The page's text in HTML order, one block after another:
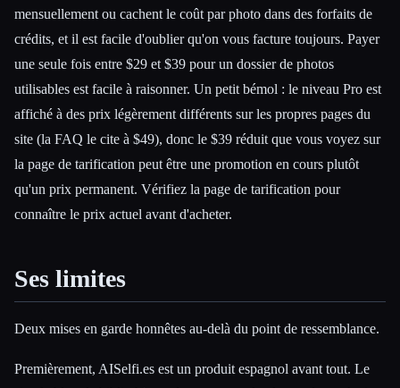
mensuellement ou cachent le coût par photo dans des forfaits de
crédits, et il est facile d'oublier qu'on vous facture toujours. Payer
une seule fois entre $29 et $39 pour un dossier de photos
utilisables est facile à raisonner. Un petit bémol : le niveau Pro est
affiché à des prix légèrement différents sur les propres pages du
site (la FAQ le cite à $49), donc le $39 réduit que vous voyez sur
la page de tarification peut être une promotion en cours plutôt
qu'un prix permanent. Vérifiez la page de tarification pour
connaître le prix actuel avant d'acheter.
Ses limites
Deux mises en garde honnêtes au-delà du point de ressemblance.
Premièrement, AISelfi.es est un produit espagnol avant tout. Le